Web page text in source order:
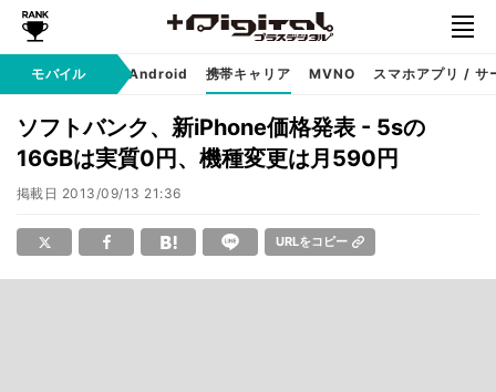
モバイル
iPhone Android 携帯キャリア MVNO スマホアプリ / サ
ソフトバンク、新iPhone価格発表 - 5sの
16GBは実質0円、機種変更は月590円
掲載日 2013/09/13 21:36
URLをコピー